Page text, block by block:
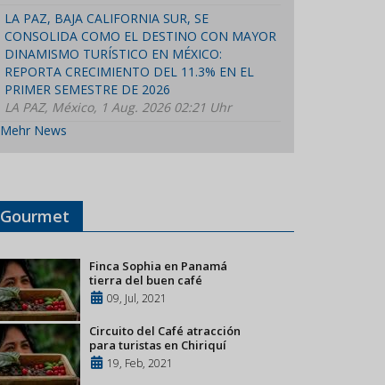
LA PAZ, BAJA CALIFORNIA SUR, SE
CONSOLIDA COMO EL DESTINO CON MAYOR
DINAMISMO TURÍSTICO EN MÉXICO:
REPORTA CRECIMIENTO DEL 11.3% EN EL
PRIMER SEMESTRE DE 2026
LA PAZ, México, 1 Aug. 2026 02:21 Uhr
Mehr News
Gourmet
Finca Sophia en Panamá
tierra del buen café
09, Jul, 2021
Circuito del Café atracción
para turistas en Chiriquí
19, Feb, 2021